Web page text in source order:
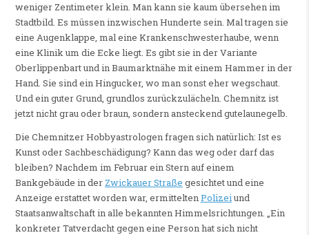
weniger Zentimeter klein. Man kann sie kaum übersehen im
Stadtbild. Es müssen inzwischen Hunderte sein. Mal tragen sie
eine Augenklappe, mal eine Krankenschwesterhaube, wenn
eine Klinik um die Ecke liegt. Es gibt sie in der Variante
Oberlippenbart und in Baumarktnähe mit einem Hammer in der
Hand. Sie sind ein Hingucker, wo man sonst eher wegschaut.
Und ein guter Grund, grundlos zurückzulächeln. Chemnitz ist
jetzt nicht grau oder braun, sondern ansteckend gutelaunegelb.
Die Chemnitzer Hobbyastrologen fragen sich natürlich: Ist es
Kunst oder Sachbeschädigung? Kann das weg oder darf das
bleiben? Nachdem im Februar ein Stern auf einem
Bankgebäude in der Zwickauer Straße gesichtet und eine
Anzeige erstattet worden war, ermitteltenPolizeiund
Staatsanwaltschaft in alle bekannten Himmelsrichtungen. „Ein
konkreter Tatverdacht gegen eine Person hat sich nicht